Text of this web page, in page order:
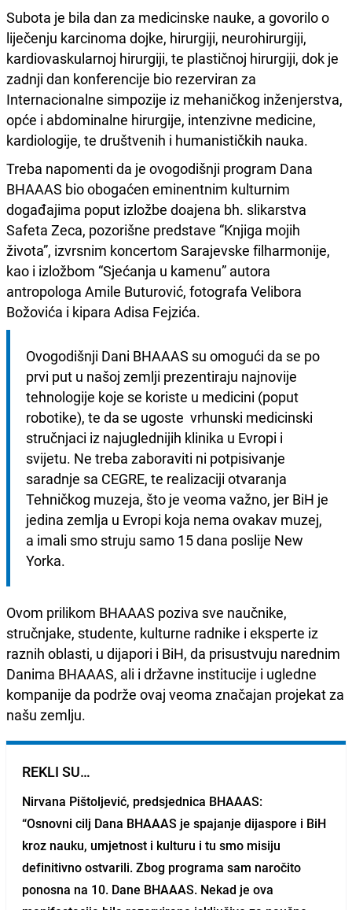
Subota je bila dan za medicinske nauke, a govorilo o
liječenju karcinoma dojke, hirurgiji, neurohirurgiji,
kardiovaskularnoj hirurgiji, te plastičnoj hirurgiji, dok je
zadnji dan konferencije bio rezerviran za
Internacionalne simpozije iz mehaničkog inženjerstva,
opće i abdominalne hirurgije, intenzivne medicine,
kardiologije, te društvenih i humanističkih nauka.
Treba napomenti da je ovogodišnji program Dana
BHAAAS bio obogaćen eminentnim kulturnim
događajima poput izložbe doajena bh. slikarstva
Safeta Zeca, pozorišne predstave “Knjiga mojih
života”, izvrsnim koncertom Sarajevske filharmonije,
kao i izložbom “Sjećanja u kamenu” autora
antropologa Amile Buturović, fotografa Velibora
Božovića i kipara Adisa Fejzića.
Ovogodišnji Dani BHAAAS su omogući da se po
prvi put u našoj zemlji prezentiraju najnovije
tehnologije koje se koriste u medicini (poput
robotike), te da se ugoste  vrhunski medicinski
stručnjaci iz najuglednijih klinika u Evropi i
svijetu. Ne treba zaboraviti ni potpisivanje
saradnje sa CEGRE, te realizaciji otvaranja
Tehničkog muzeja, što je veoma važno, jer BiH je
jedina zemlja u Evropi koja nema ovakav muzej,
a imali smo struju samo 15 dana poslije New
Yorka.
Ovom prilikom BHAAAS poziva sve naučnike,
stručnjake, studente, kulturne radnike i eksperte iz
raznih oblasti, u dijapori i BiH, da prisustvuju narednim
Danima BHAAAS, ali i državne institucije i ugledne
kompanije da podrže ovaj veoma značajan projekat za
našu zemlju.
REKLI SU…
Nirvana Pištoljević, predsjednica BHAAAS:
“Osnovni cilj Dana BHAAAS je spajanje dijaspore i BiH
kroz nauku, umjetnost i kulturu i tu smo misiju
definitivno ostvarili. Zbog programa sam naročito
ponosna na 10. Dane BHAAAS. Nekad je ova